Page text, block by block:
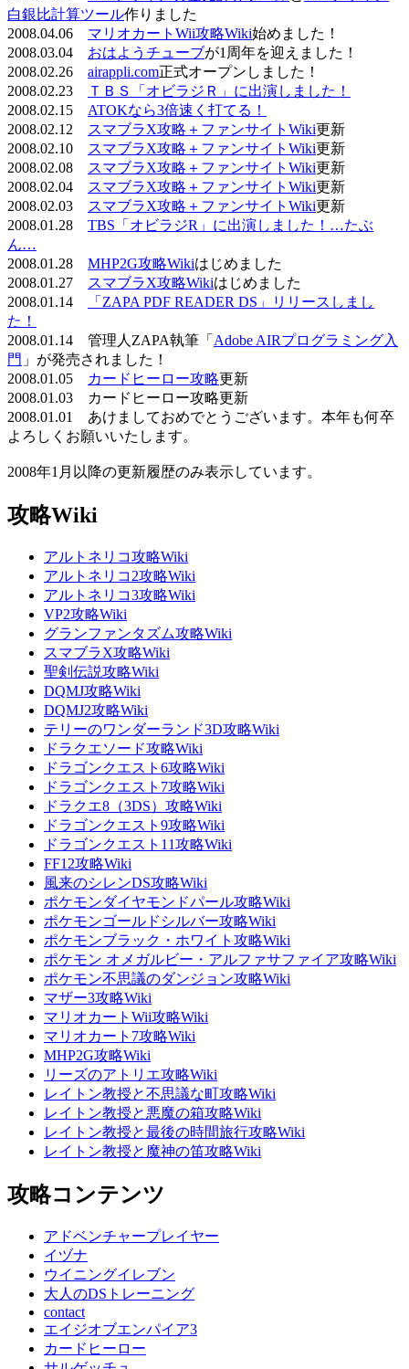
白銀比計算ツール作りました
2008.04.06 マリオカートWii攻略Wiki始めました！
2008.03.04 おはようチューブが1周年を迎えました！
2008.02.26 airappli.com正式オープンしました！
2008.02.23
ＴＢＳ「オビラジＲ」に出演しました！
2008.02.15 ATOKなら3倍速く打てる！
2008.02.12
スマブラX攻略＋ファンサイトWiki更新
2008.02.10
スマブラX攻略＋ファンサイトWiki更新
2008.02.08
スマブラX攻略＋ファンサイトWiki更新
2008.02.04
スマブラX攻略＋ファンサイトWiki更新
2008.02.03
スマブラX攻略＋ファンサイトWiki更新
2008.01.28 TBS「オビラジR」に出演しました！…たぶ
ん…
2008.01.28 MHP2G攻略Wikiはじめました
2008.01.27
スマブラX攻略Wikiはじめました
2008.01.14
「ZAPA PDF READER DS」リリースしまし
た！
2008.01.14 管理人ZAPA執筆「 Adobe AIRプログラミング入
門 」が発売されました！
2008.01.05
カードヒーロー攻略更新
2008.01.03 カードヒーロー攻略更新
2008.01.01 あけましておめでとうございます。本年も何卒
よろしくお願いいたします。
2008年1月以降の更新履歴のみ表示しています。
攻略Wiki
アルトネリコ攻略Wiki
アルトネリコ2攻略Wiki
アルトネリコ3攻略Wiki
VP2攻略Wiki
グランファンタズム攻略Wiki
スマブラX攻略Wiki
聖剣伝説攻略Wiki
DQMJ攻略Wiki
DQMJ2攻略Wiki
テリーのワンダーランド3D攻略Wiki
ドラクエソード攻略Wiki
ドラゴンクエスト6攻略Wiki
ドラゴンクエスト7攻略Wiki
ドラクエ8（3DS）攻略Wiki
ドラゴンクエスト9攻略Wiki
ドラゴンクエスト11攻略Wiki
FF12攻略Wiki
風来のシレンDS攻略Wiki
ポケモンダイヤモンドパール攻略Wiki
ポケモンゴールドシルバー攻略Wiki
ポケモンブラック・ホワイト攻略Wiki
ポケモン オメガルビー・アルファサファイア攻略Wiki
ポケモン不思議のダンジョン攻略Wiki
マザー3攻略Wiki
マリオカートWii攻略Wiki
マリオカート7攻略Wiki
MHP2G攻略Wiki
リーズのアトリエ攻略Wiki
レイトン教授と不思議な町攻略Wiki
レイトン教授と悪魔の箱攻略Wiki
レイトン教授と最後の時間旅行攻略Wiki
レイトン教授と魔神の笛攻略Wiki
攻略コンテンツ
アドベンチャープレイヤー
イヅナ
ウイニングイレブン
大人のDSトレーニング
contact
エイジオブエンパイア3
カードヒーロー